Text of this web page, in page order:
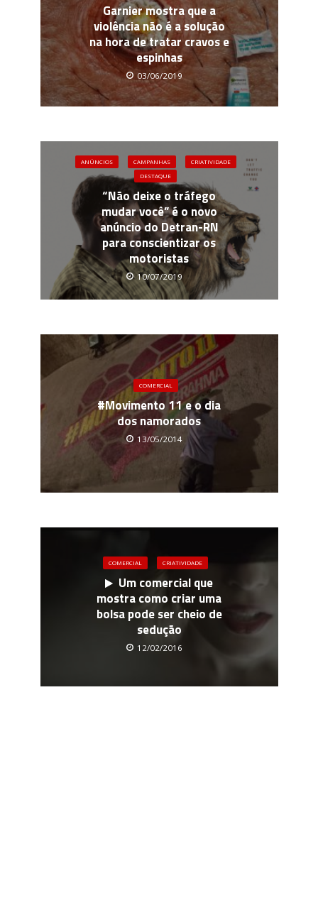
Garnier mostra que a
violência não é a solução
na hora de tratar cravos e
espinhas
03/06/2019
ANÚNCIOS CAMPANHAS
CRIATIVIDADE
DESTAQUE
“Não deixe o tráfego
mudar você” é o novo
anúncio do Detran-RN
para conscientizar os
motoristas
10/07/2019
COMERCIAL
#Movimento 11 e o dia
dos namorados
13/05/2014
COMERCIAL CRIATIVIDADE
Um comercial que
mostra como criar uma
bolsa pode ser cheio de
sedução
12/02/2016